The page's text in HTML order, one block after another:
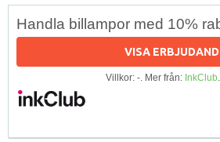
Handla billampor med 10%
VISA
Villkor: -. Mer från: InkClub